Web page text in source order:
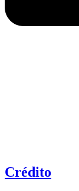
Crédito